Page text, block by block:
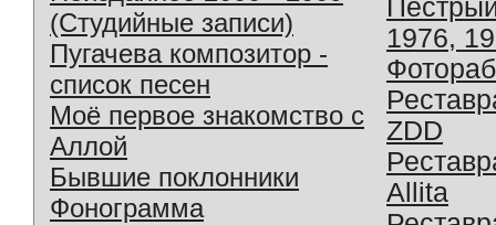
(Студийные записи)
Пугачева композитор -
список песен
Моё первое знакомство с
Аллой
Бывшие поклонники
Фонограмма
1976,
ZDD
Allita